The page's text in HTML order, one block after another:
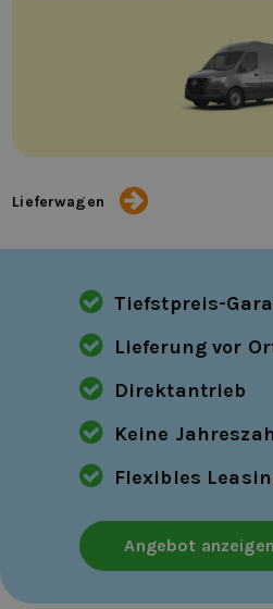
Lieferwagen
Tiefstpreis-
Lieferung vor
Direktantrieb
Keine
Flexibles
Angebot anzeigen